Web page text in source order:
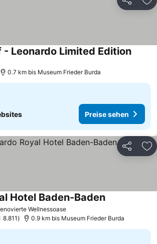
Teilen
- Leonardo Limited EditionPreise
0.7 km bis Museum Frieder Burda
Preise sehen
Teilen
WellnessoasePreise sehen
Hotel Baden-BadenPreise sehen
8.811 0.9 km bis Museum Frieder Burda